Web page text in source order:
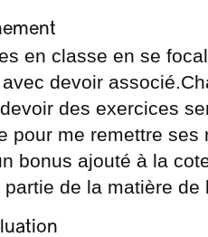
en classe en se
devoir
des exercices
pour me remettre ses
bonus ajouté à la
de la matière de